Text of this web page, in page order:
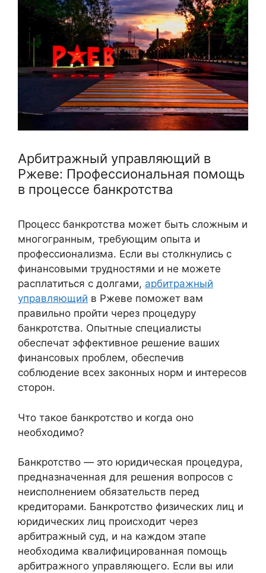
Арбитражный управляющий в
Ржеве: Профессиональная помощь
в процессе банкротства
Процесс банкротства может быть сложным и
многогранным, требующим опыта и
профессионализма. Если вы столкнулись с
финансовыми трудностями и не можете
расплатиться с долгами, арбитражный
управляющий в Ржеве поможет вам
правильно пройти через процедуру
банкротства. Опытные специалисты
обеспечат эффективное решение ваших
финансовых проблем, обеспечив
соблюдение всех законных норм и интересов
сторон.
Что такое банкротство и когда оно
необходимо?
Банкротство — это юридическая процедура,
предназначенная для решения вопросов с
неисполнением обязательств перед
кредиторами. Банкротство физических лиц и
юридических лиц происходит через
арбитражный суд, и на каждом этапе
необходима квалифицированная помощь
арбитражного управляющего. Если вы или